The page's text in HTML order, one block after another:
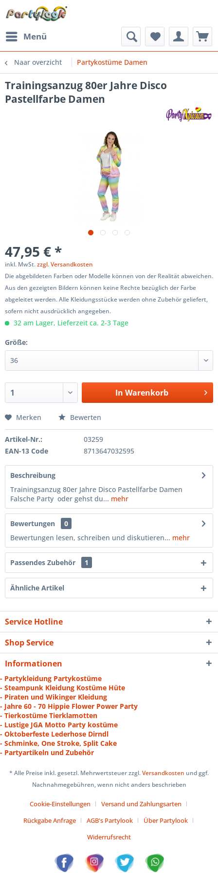
Menü
Naar overzicht Partykostüme Damen
Trainingsanzug 80er Jahre Disco
Pastellfarbe Damen
47,95 € *
inkl. MwSt.zzgl. Versandkosten
Die abgebildeten Farben oder Modelle können von der Realität abweichen.
Aus den gezeigten Bildern können keine Rechte bezüglich der Farbe
abgeleitet werden. Alle Kleidungsstücke werden ohne Zubehör geliefert,
sofern nicht ausdrücklich angegeben.
32 am Lager, Lieferzeit ca. 2-3 Tage
Größe:
In Warenkorb
Merken Bewerten
Artikel-Nr.:
03259
EAN-13 Code
8713647032595
Beschreibung
Trainingsanzug 80er Jahre Disco Pastellfarbe Damen
Falsche Party oder gehst du... mehr
Bewertungen
0
Bewertungen lesen, schreiben und diskutieren... mehr
Passendes Zubehör 1
Ähnliche Artikel
Service Hotline
Shop Service
Informationen
- Partykleidung Partykostüme
- Steampunk Kleidung Kostüme Hüte
- Piraten und Wikinger Kleidung
- Jahre 60 - 70 Hippie Flower Power Party
- Tierkostüme Tierklamotten
- Lustige JGA Motto Party kostüme
- Oktoberfeste Lederhose Dirndl
- Schminke, One Stroke, Split Cake
- Partyartikeln und Zubehör
* Alle Preise inkl. gesetzl. Mehrwertsteuer zzgl.Versandkosten und ggf.
Nachnahmegebühren, wenn nicht anders beschrieben
Cookie-Einstellungen
Versand und Zahlungsarten
Rückgabe Anfrage
AGB's Partylook
Über Partylook
Widerrufsrecht